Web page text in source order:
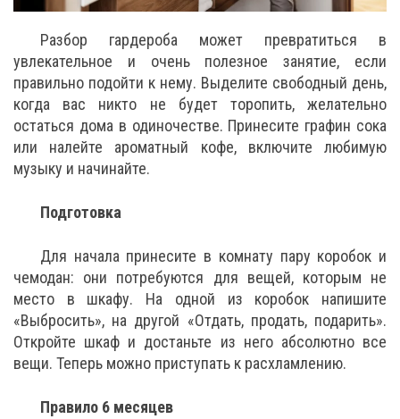
Разбор гардероба может превратиться в
увлекательное и очень полезное занятие, если
правильно подойти к нему. Выделите свободный день,
когда вас никто не будет торопить, желательно
остаться дома в одиночестве. Принесите графин сока
или налейте ароматный кофе, включите любимую
музыку и начинайте.
Подготовка
Для начала принесите в комнату пару коробок и
чемодан: они потребуются для вещей, которым не
место в шкафу. На одной из коробок напишите
«Выбросить», на другой «Отдать, продать, подарить».
Откройте шкаф и достаньте из него абсолютно все
вещи. Теперь можно приступать к расхламлению.
Правило 6 месяцев